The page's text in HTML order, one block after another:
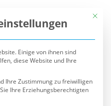
Mit
Einige von ihnen sind
diese Website und Ihre
Ihre Zustimmung zu freiwilligen
Ihre Erziehungsberechtigten